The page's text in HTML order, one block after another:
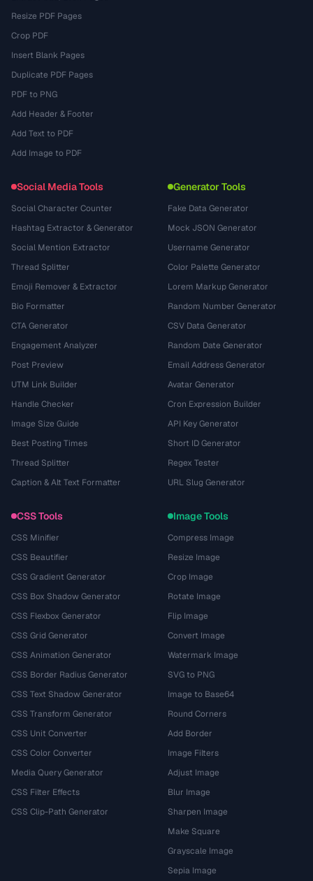
Resize PDF Pages
Crop PDF
Insert Blank Pages
Duplicate PDF Pages
PDF to PNG
Add Header & Footer
Add Text to PDF
Add Image to PDF
Social Media Tools
Social Character Counter
Hashtag Extractor & Generator
Social Mention Extractor
Thread Splitter
Emoji Remover & Extractor
Bio Formatter
CTA Generator
Engagement Analyzer
Post Preview
UTM Link Builder
Handle Checker
Image Size Guide
Best Posting Times
Thread Splitter
Caption & Alt Text Formatter
Generator Tools
Fake Data Generator
Mock JSON Generator
Username Generator
Color Palette Generator
Lorem Markup Generator
Random Number Generator
CSV Data Generator
Random Date Generator
Email Address Generator
Avatar Generator
Cron Expression Builder
API Key Generator
Short ID Generator
Regex Tester
URL Slug Generator
CSS Tools
CSS Minifier
CSS Beautifier
CSS Gradient Generator
CSS Box Shadow Generator
CSS Flexbox Generator
CSS Grid Generator
CSS Animation Generator
CSS Border Radius Generator
CSS Text Shadow Generator
CSS Transform Generator
CSS Unit Converter
CSS Color Converter
Media Query Generator
CSS Filter Effects
CSS Clip-Path Generator
Image Tools
Compress Image
Resize Image
Crop Image
Rotate Image
Flip Image
Convert Image
Watermark Image
SVG to PNG
Image to Base64
Round Corners
Add Border
Image Filters
Adjust Image
Blur Image
Sharpen Image
Make Square
Grayscale Image
Sepia Image